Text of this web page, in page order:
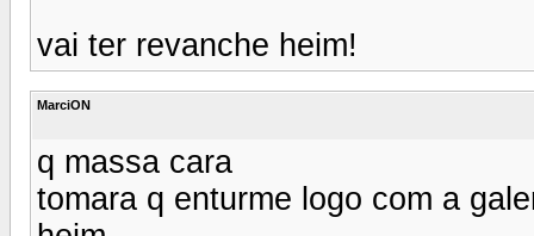
vai ter revanche heim!
MarciON
q massa cara
tomara q enturme logo com a